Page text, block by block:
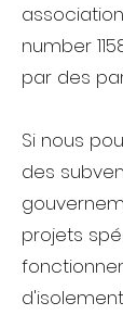
number
par des
Si nous
des
projets